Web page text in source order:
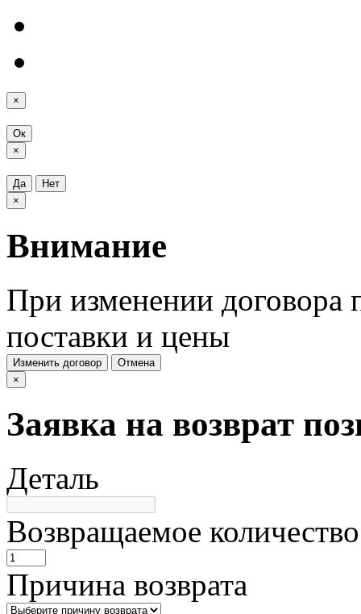
×
Ок
×
Да
Нет
×
Внимание
При изменении договора
поставки и цены
Изменить договор
Отмена
×
Заявка на возврат
Деталь
Возвращаемое количество
Причина возврата